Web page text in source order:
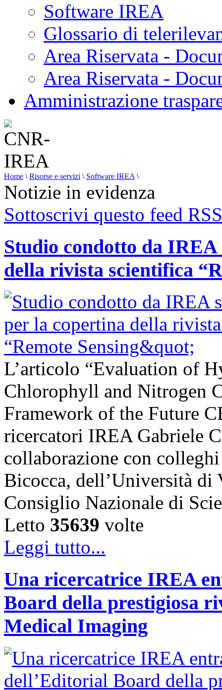
Software IREA
Glossario di
Area Riservata -
Area Riservata -
Amministrazione
Home \ Risorse e servizi \ Software IREA \
Notizie in evidenza
Sottoscrivi questo feed RSS
Studio condotto da
della rivista scientifica
L’articolo “Evaluation of
Chlorophyll and Nitrogen
Framework of the Future
ricercatori IREA Gabriele
collaborazione con
Bicocca, dell’Università di
Consiglio Nazionale di
Letto 35639 volte
Leggi tutto...
Una ricercatrice IREA
Board della prestigiosa
Medical Imaging